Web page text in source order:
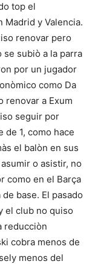
top el
Madrid y Valencia.
renovar pero
subiò a la parra
por un jugador
como Da
renovar a Exum
seguir por
de 1, como hace
el balòn en sus
o asistir, no
como en el Barça
base. El pasado
el club no quiso
reducciòn
cobra menos de
menos del